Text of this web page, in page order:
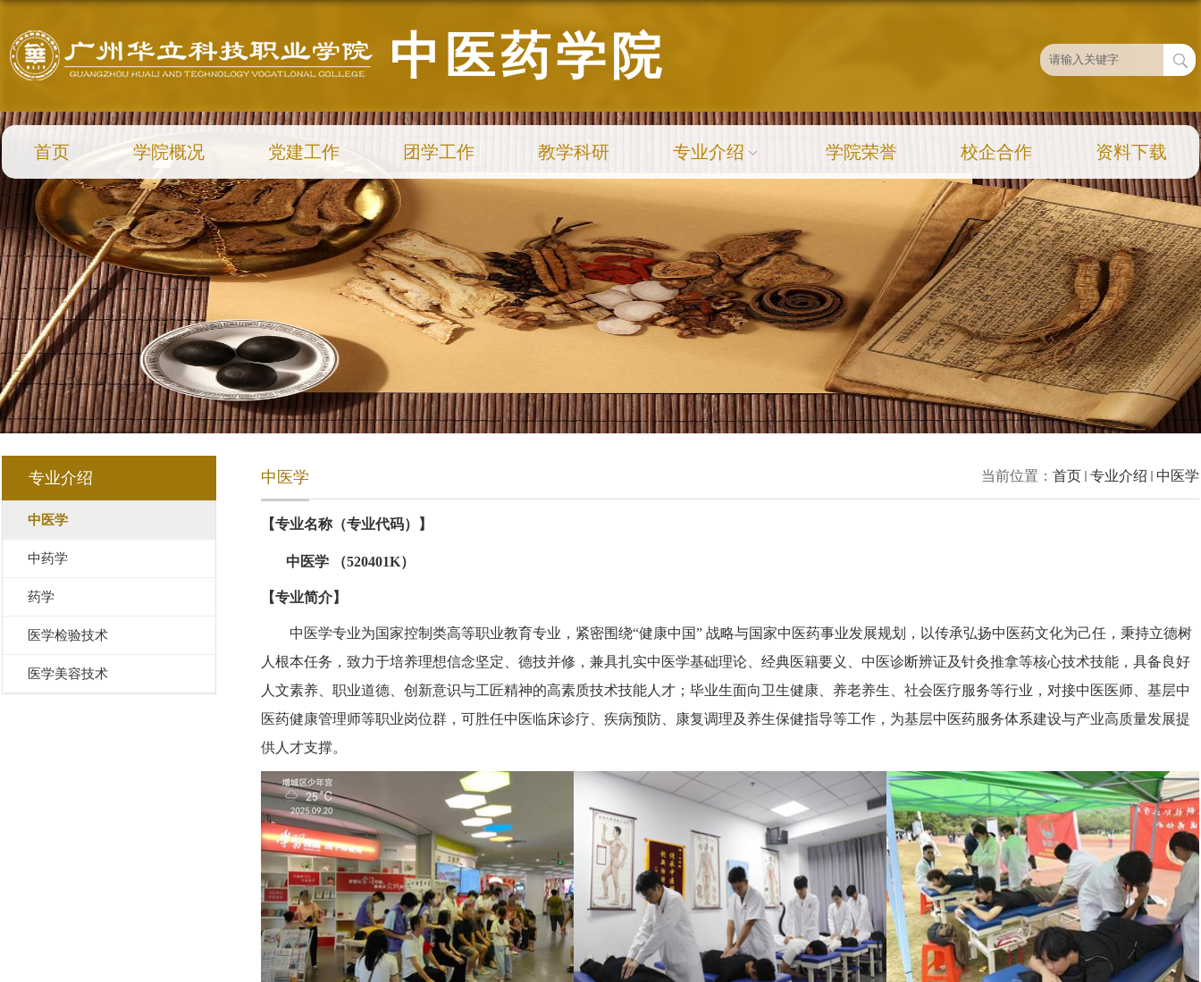
中医药学院
首页 学院概况 党建工作 团学工作 教学科研 专业介绍 学院荣誉 校企合作 资料下载
专业介绍
中医学
中药学
药学
医学检验技术
医学美容技术
当前位置： 首页 专业介绍 中医学
中医学
【专业名称（专业代码）】
中医学 （520401K）
【专业简介】
中医学专业为国家控制类高等职业教育专业，紧密围绕“健康中国” 战略与国家中医药事业发展规划，以传承弘扬中医药文化为己任，秉持立德树
人根本任务，致力于培养理想信念坚定、德技并修，兼具扎实中医学基础理论、经典医籍要义、中医诊断辨证及针灸推拿等核心技术技能，具备良好
人文素养、职业道德、创新意识与工匠精神的高素质技术技能人才；毕业生面向卫生健康、养老养生、社会医疗服务等行业，对接中医医师、基层中
医药健康管理师等职业岗位群，可胜任中医临床诊疗、疾病预防、康复调理及养生保健指导等工作，为基层中医药服务体系建设与产业高质量发展提
供人才支撑。